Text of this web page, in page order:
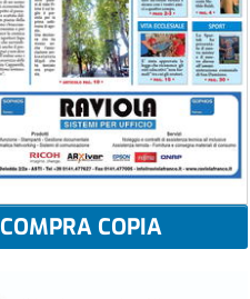
COMPRA COPIA